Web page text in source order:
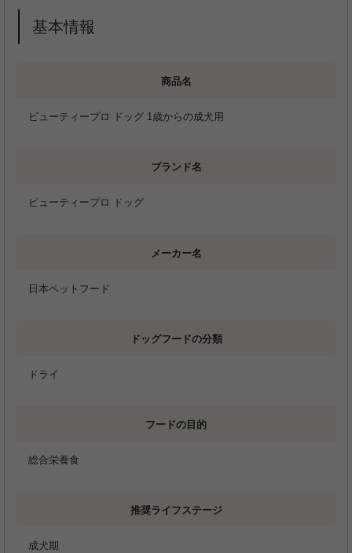
基本情報
商品名
ビューティープロ ドッグ 1歳からの成犬用
ブランド名
ビューティープロ ドッグ
メーカー名
日本ペットフード
ドッグフードの分類
ドライ
フードの目的
総合栄養食
推奨ライフステージ
成犬期